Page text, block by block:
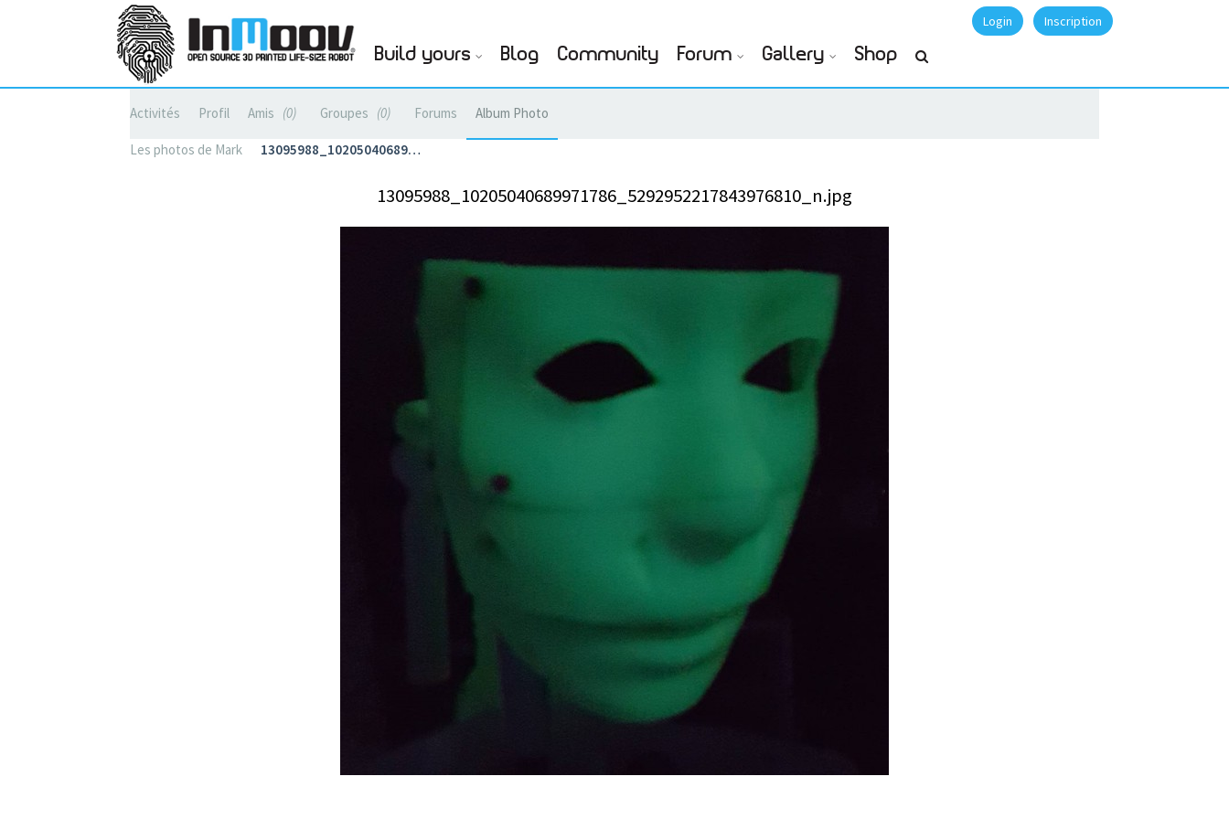
Login Inscription
Build yours Blog Community Forum Gallery Shop
Activités Profil Amis 0 Groupes 0 Forums Album Photo
Les photos de Mark 13095988_10205040689…
13095988_10205040689971786_5292952217843976810_n.jpg